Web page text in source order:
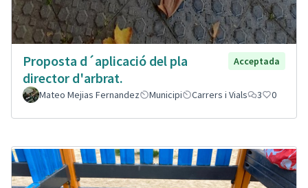
Proposta d´aplicació del pla
director d'arbrat.
Acceptada
Mateo Mejias Fernandez Municipi Carrers i Vials 3 0